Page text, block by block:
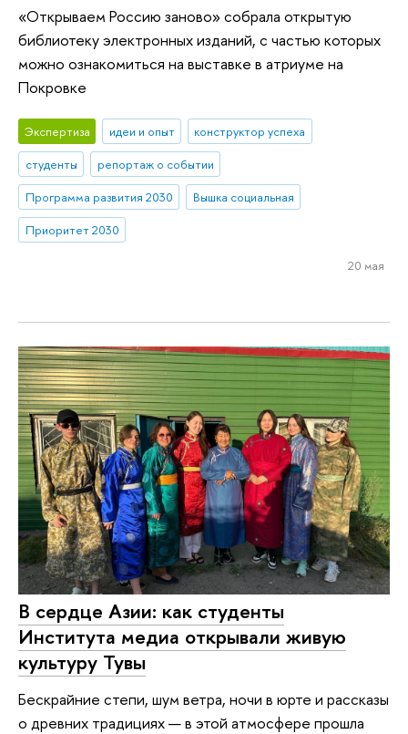
«Открываем Россию заново» собрала открытую
библиотеку электронных изданий, с частью которых
можно ознакомиться на выставке в атриуме на
Покровке
Экспертиза идеи и опыт
конструктор успеха
студенты
репортаж о событии
Программа развития 2030
Вышка социальная
Приоритет 2030
20 мая
В сердце Азии: как студенты
Института медиа открывали живую
культуру Тувы
Бескрайние степи, шум ветра, ночи в юрте и рассказы
о древних традициях — в этой атмосфере прошла